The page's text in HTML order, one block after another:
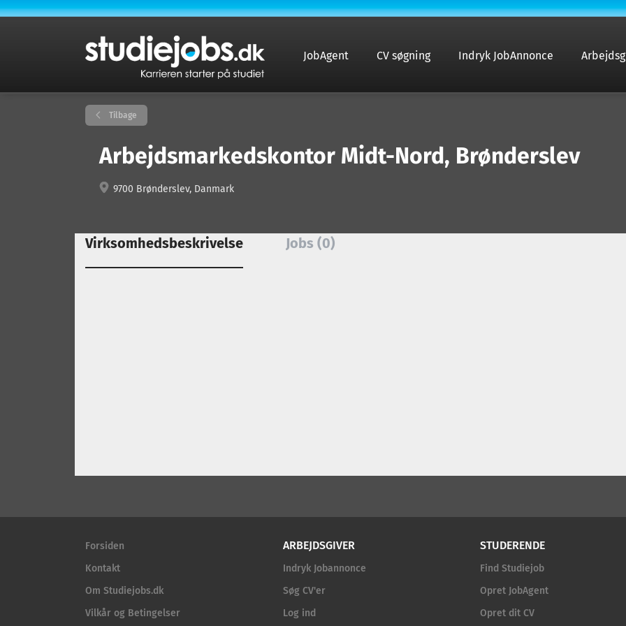
JobAgent CV søgning Indryk JobAnnonce
Tilbage
Arbejdsmarkedskontor Midt-Nord, Brønderslev
9700 Brønderslev, Danmark
Virksomhedsbeskrivelse Jobs (0)
Forsiden
Kontakt
Om Studiejobs.dk
Vilkår og Betingelser
ARBEJDSGIVER
Indryk Jobannonce
Søg CV'er
Log ind
STUDERENDE
Find Studiejob
Opret JobAgent
Opret dit CV